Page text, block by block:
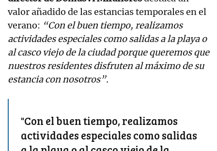
valor añadido de las estancias temporales en el
verano: “Con el buen tiempo, realizamos
actividades especiales como salidas a la playa o
al casco viejo de la ciudad porque queremos que
nuestros residentes disfruten al máximo de su
estancia con nosotros”.
"Con el buen tiempo, realizamos
actividades especiales como salidas